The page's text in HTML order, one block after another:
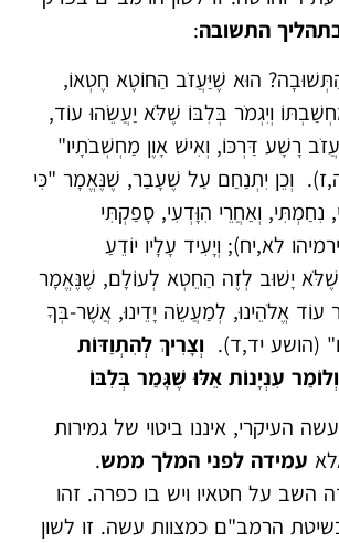
התשובה:
הוּא שֶׁיַּעֲזֹב הַחוֹטֶא חֶטְאוֹ,
וְיִגְמֹר בְּלִבּוֹ שֶׁלֹּא יַעֲשֵׂהוּ עוֹד,
רָשָׁע דַּרְכּוֹ, וְאִישׁ אָוֶן מַחְשְׁבֹתָיו"
וְכֵן יִתְנַחַם עַל שֶׁעָבַר, שֶׁנֶּאֱמָר "כִּי
נִחַמְתִּי, וְאַחֲרֵי הִוָּדְעִי, סָפַקְתִּי
לא,יח); וְיָעִיד עָלָיו יוֹדֵעַ
יָשׁוּב לְזֶה הַחֵטְא לְעוֹלָם, שֶׁנֶּאֱמָר
עוֹד אֱלֹהֵינוּ, לְמַעֲשֵׂה יָדֵינוּ, אֲשֶׁר-בְּךָ
(הושע יד,ד). וְצָרִיךְ לְהִתְוַדּוֹת
עִנְיָנוֹת אֵלּוּ שֶׁגָּמַר בְּלִבּוֹ
העיקרי, איננו ביטוי של גמירות
עמידה לפני המלך ממש.
השב על חטאיו ויש בו כפרה. זהו
בשיטת הרמב"ם כמצוות עשה. זו לשון